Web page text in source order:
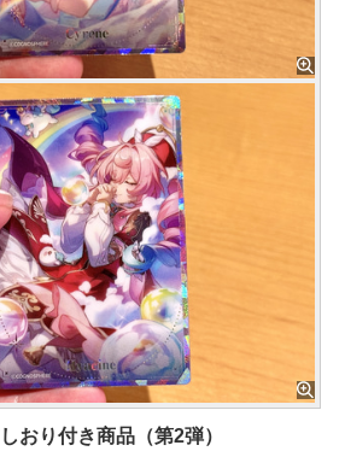
おり付き商品（第2弾）